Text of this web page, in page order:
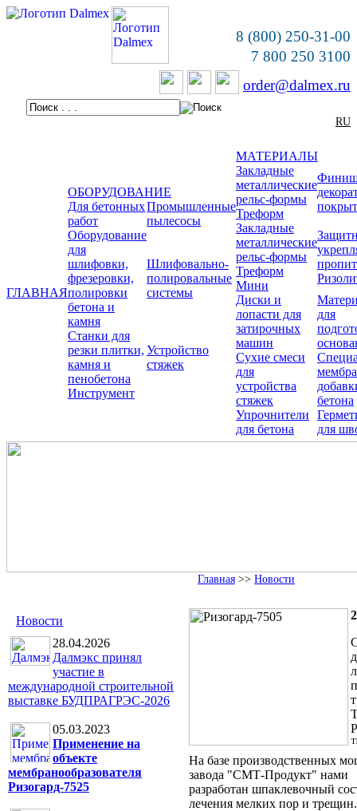
8 (800) 250-31-00
7 800 250 3100
order@dalmex.ru
RU
ГЛАВНАЯ
ОБОРУДОВАНИЕ
Для бетонных
работ
Промышленные
пылесосы
Оборудование
для
шлифовки,
фрезеровки,
полировки
бетона и
камня
Шлифовально-
полировальные
системы
Станки для
резки плитки,
камня и
пенобетона
Устройство
стяжек
Инструмент
МАТЕРИАЛЫ
Закладные
металлические
рельс-формы
Треформ
Закладные
металлические
рельс-формы
Треформ
Мини
Диски и
лопасти для
затирочных
машин
для
Сухие смеси
для
устройства
стяжек
бетона
Упрочнители
для бетона
для
Главная >> Новости
Новости
28.04.2026
Далмэкс принял
участие в
международной строительной
выставке БУДПРАГРЭС-2026
05.03.2023
Применение на
объекте
мембранообразователя
Ризогард-7525
На базе производственных
завода "СМТ-Продукт" нами
разработан шпаклевочный
лечения мелких пор и трещин.